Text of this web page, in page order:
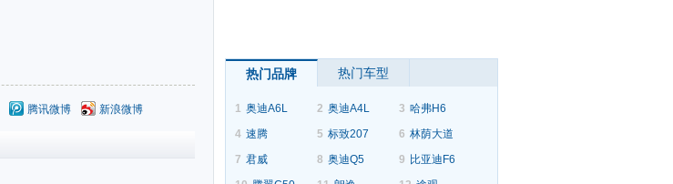
腾讯微博 新浪微博
热门品牌 热门车型
1 奥迪A6L 2 奥迪A4L 3 哈弗H6
4 速腾 5 标致207 6 林荫大道
7 君威 8 奥迪Q5 9 比亚迪F6